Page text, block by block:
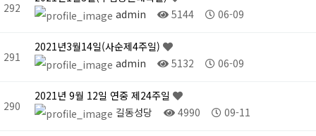
292
admin
5144 06-09
291
2021년3월14일(사순제4주일)
admin
5132 06-09
290
2021년 9월 12일 연중 제24주일
길동성당
4990 09-11